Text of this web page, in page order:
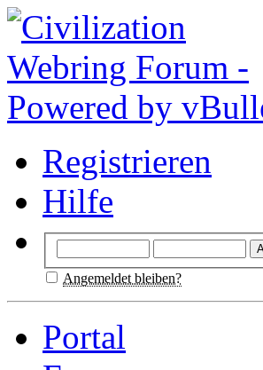
Registrieren
Hilfe
Angemeldet bleiben?
Portal